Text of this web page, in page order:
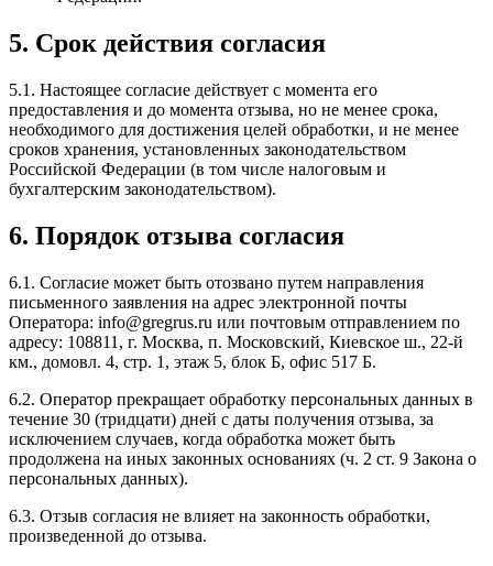
5. Срок действия согласия
5.1. Настоящее согласие действует с момента его
предоставления и до момента отзыва, но не менее срока,
необходимого для достижения целей обработки, и не менее
сроков хранения, установленных законодательством
Российской Федерации (в том числе налоговым и
бухгалтерским законодательством).
6. Порядок отзыва согласия
6.1. Согласие может быть отозвано путем направления
письменного заявления на адрес электронной почты
Оператора: info@gregrus.ru или почтовым отправлением по
адресу: 108811, г. Москва, п. Московский, Киевское ш., 22-й
км., домовл. 4, стр. 1, этаж 5, блок Б, офис 517 Б.
6.2. Оператор прекращает обработку персональных данных в
течение 30 (тридцати) дней с даты получения отзыва, за
исключением случаев, когда обработка может быть
продолжена на иных законных основаниях (ч. 2 ст. 9 Закона о
персональных данных).
6.3. Отзыв согласия не влияет на законность обработки,
произведенной до отзыва.